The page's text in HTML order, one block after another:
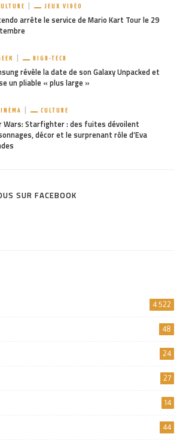
JEUX VIDÉO
arrête le service de Mario Kart Tour le 29
HIGH-TECH
révèle la date de son Galaxy Unpacked et
un pliable « plus large »
CULTURE
Wars: Starfighter : des fuites dévoilent
décor et le surprenant rôle d’Eva
SUR FACEBOOK
4 522
48
24
27
14
44